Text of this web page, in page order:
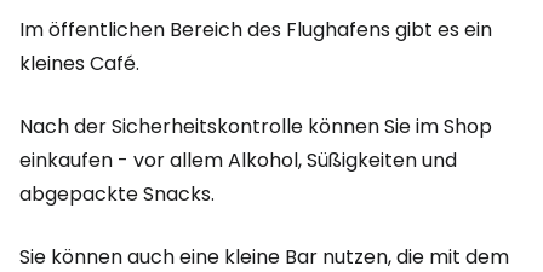
Im öffentlichen Bereich des Flughafens gibt es ein
kleines Café.
Nach der Sicherheitskontrolle können Sie im Shop
einkaufen - vor allem Alkohol, Süßigkeiten und
abgepackte Snacks.
Sie können auch eine kleine Bar nutzen, die mit dem